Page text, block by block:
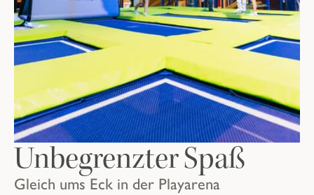
Gleich ums Eck in der Playarena
Unbegrenzter Spaß